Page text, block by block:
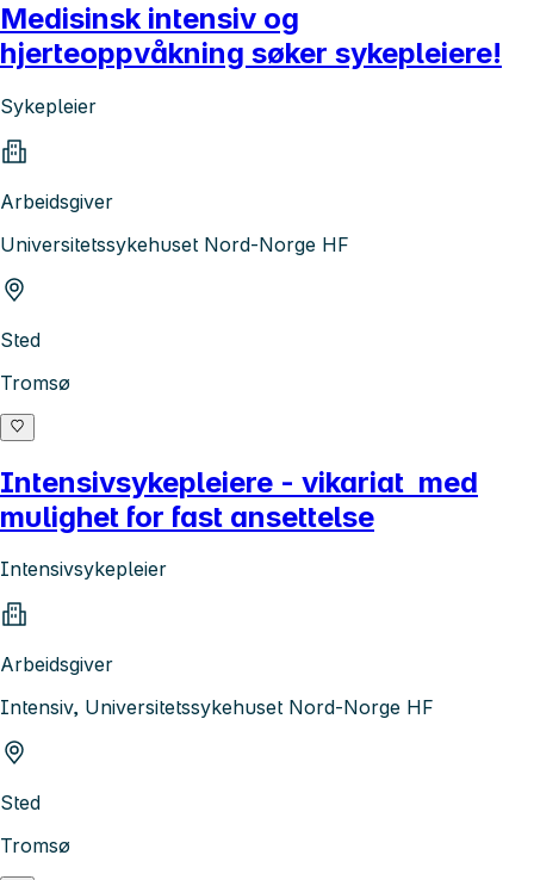
Medisinsk intensiv og
hjerteoppvåkning søker sykepleiere!
Sykepleier
Arbeidsgiver
Universitetssykehuset Nord-Norge HF
Sted
Tromsø
Intensivsykepleiere - vikariat med
mulighet for fast ansettelse
Intensivsykepleier
Arbeidsgiver
Intensiv, Universitetssykehuset Nord-Norge HF
Sted
Tromsø